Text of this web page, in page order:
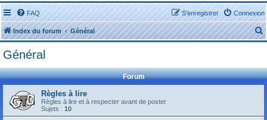
FAQ Connexion
S’enregistrer
Index du forum Général
e
h
Général
Forum
Règles à lire
Règles à lire et à respecter avant de poster
Sujets : 10